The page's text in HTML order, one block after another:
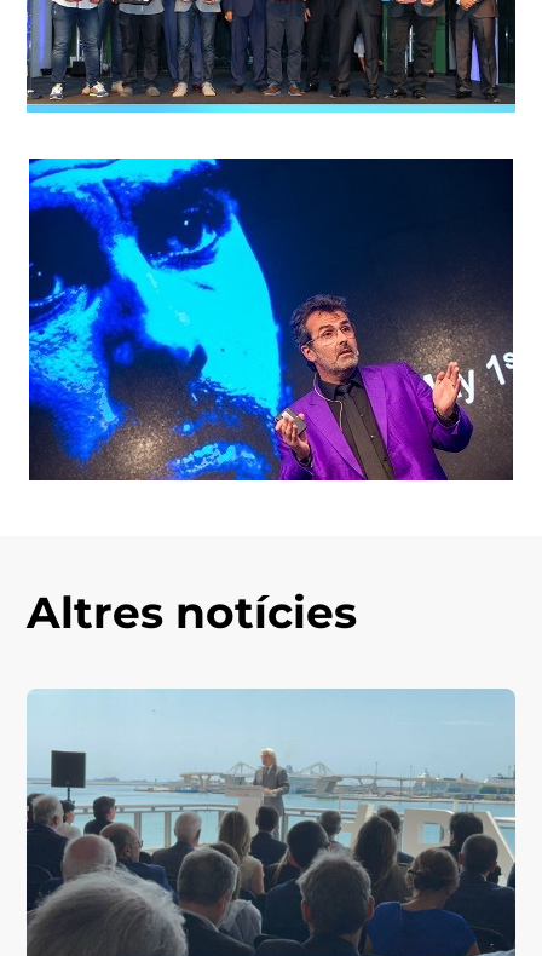
Altres notícies